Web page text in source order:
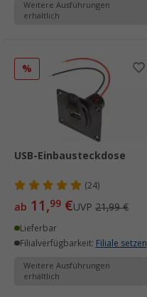
Weitere Ausführungen
erhältlich
%
USB-Einbausteckdose
(24)
ab 11,99 €UVP 21,99 €
Lieferbar
Filialverfügbarkeit: Filiale setzen
Weitere Ausführungen
erhältlich